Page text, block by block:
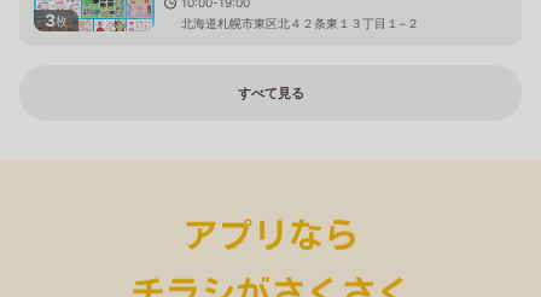
3枚
北海道札幌市東区北４２条東１３丁目１−２
すべて見る